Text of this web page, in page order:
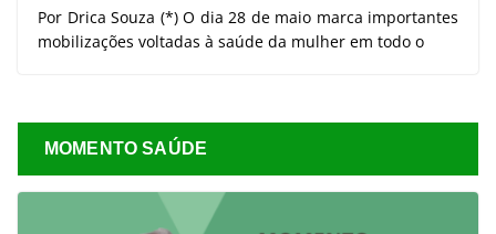
Por Drica Souza (*) O dia 28 de maio marca importantes
mobilizações voltadas à saúde da mulher em todo o
MOMENTO SAÚDE